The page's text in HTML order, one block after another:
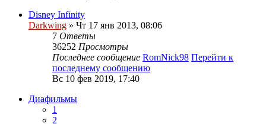
Disney Infinity
Darkwing » Чт 17 янв 2013, 08:06
7 Ответы
36252 Просмотры
Последнее сообщение RomNick98 Перейти к
последнему сообщению
Вс 10 фев 2019, 17:40
Диафильмы
1
2